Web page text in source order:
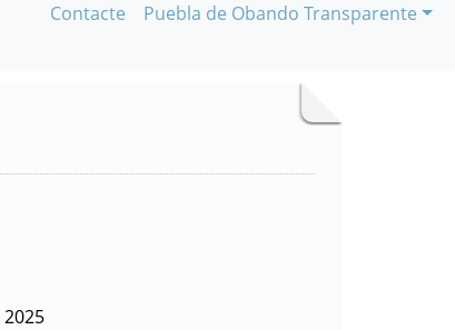
Contacte Puebla de Obando Transparente